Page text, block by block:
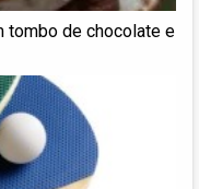
tombo de chocolate e